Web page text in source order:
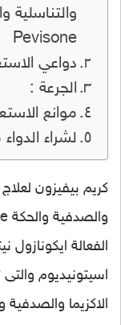
والتناسلية
Pevisone
دواعي
الجرعة :
موانع
لشراء
كريم بيفيزون لعلاج
الفعالة ايكونازول
اسيتونيديوم
الاكزيما والصدفية